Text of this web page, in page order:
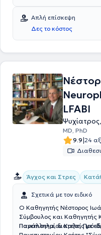
Απλή επίσκεψη
Δες το κόστος
LFABI
MD, PhD
9.9|24
Άγχος και Στρες
Σχετικά με τον ειδικό
Ο Καθηγητής Νέστορος
Σύμβουλος και Καθηγητής
Πανεπιστημίου Κρήτης με
Παράλληλα, διατελεί